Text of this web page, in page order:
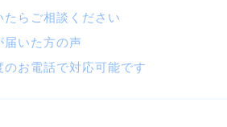
らご相談ください
届いた方の声
お電話で対応可能です